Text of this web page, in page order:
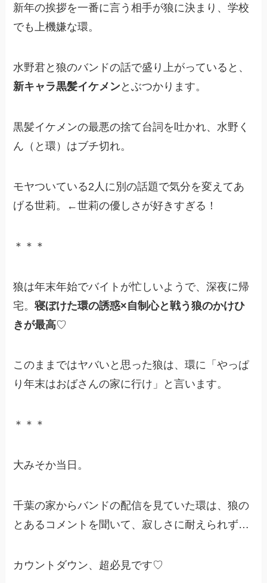
新年の挨拶を一番に言う相手が狼に決まり、学校
でも上機嫌な環。
水野君と狼のバンドの話で盛り上がっていると、
新キャラ黒髪イケメンとぶつかります。
黒髪イケメンの最悪の捨て台詞を吐かれ、水野く
ん（と環）はブチ切れ。
モヤついている2人に別の話題で気分を変えてあ
げる世莉。←世莉の優しさが好きすぎる！
＊＊＊
狼は年末年始でバイトが忙しいようで、深夜に帰
宅。寝ぼけた環の誘惑×自制心と戦う狼のかけひ
きが最高♡
このままではヤバいと思った狼は、環に「やっぱ
り年末はおばさんの家に行け」と言います。
＊＊＊
大みそか当日。
千葉の家からバンドの配信を見ていた環は、狼の
とあるコメントを聞いて、寂しさに耐えられず…
カウントダウン、超必見です♡